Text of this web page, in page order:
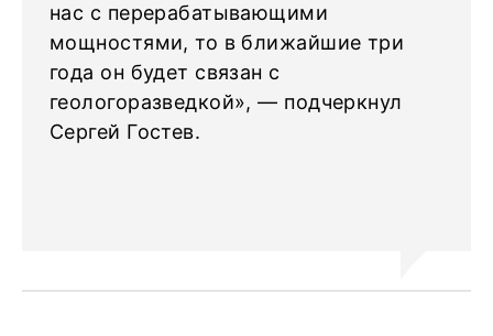
нас с перерабатывающими
мощностями, то в ближайшие три
года он будет связан с
геологоразведкой», — подчеркнул
Сергей Гостев.